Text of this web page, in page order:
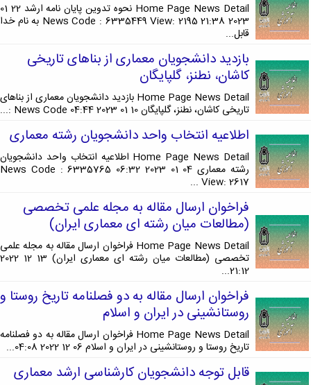
Home Page News Detail نحوه تدوین پایان نامه ارشد 22 01
2023 21:38 News Code : 6335449 View: 2195 به نام خدا
قابل...
بازدید دانشجویان معماری از بناهای تاریخی
کاشان، نطنز، گلپایگان
Home Page News Detail بازدید دانشجویان معماری از بناهای
تاریخی کاشان، نطنز، گلپایگان 10 01 2023 04:44 News Code :...
اطلاعیه انتخاب واحد دانشجویان رشته معماری
Home Page News Detail اطلاعیه انتخاب واحد دانشجویان
رشته معماری 04 01 2023 06:32 News Code : 6335765
View: 2617 ...
فراخوان ارسال مقاله به مجله علمی تخصصی
(مطالعات میان رشته ای معماری ایران)
Home Page News Detail فراخوان ارسال مقاله به مجله علمی
تخصصی (مطالعات میان رشته ای معماری ایران) 13 12 2022
21:12...
فراخوان ارسال مقاله به دو فصلنامه تاریخ روستا و
روستانشینی در ایران و اسلام
Home Page News Detail فراخوان ارسال مقاله به دو فصلنامه
تاریخ روستا و روستانشینی در ایران و اسلام 06 12 2022 04:08...
قابل توجه دانشجویان کارشناسی ارشد معماری